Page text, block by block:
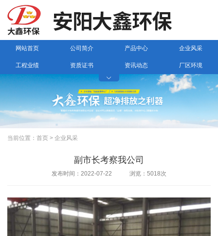
网站首页 公司简介 产品中心 企业风采
工程业绩 资质证书 资讯动态 厂区环境
联系我们

当前位置： 首页 > 企业风采
副市长考察我公司
发布时间：2022-07-22 浏览：5018次